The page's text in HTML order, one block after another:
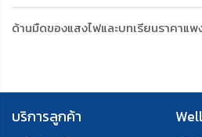
ด้านมืดของแสงไฟและบทเรียนราคาแพ
บริการลูกค้า